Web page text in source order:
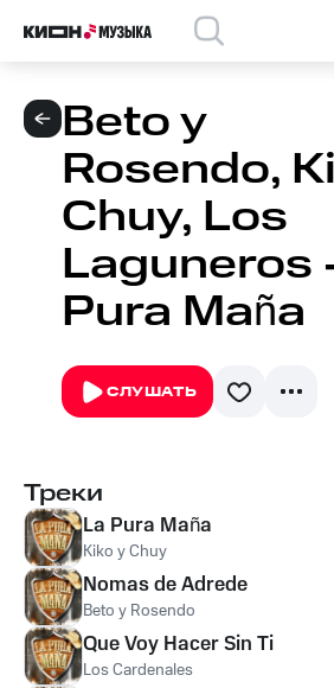
Beto y
Rosendo,
Chuy, Los
Laguneros
Pura Maña
СЛУШАТЬ
Треки
La Pura Maña
Kiko y Chuy
Nomas de Adrede
Beto y Rosendo
Que Voy Hacer Sin Ti
Los Cardenales